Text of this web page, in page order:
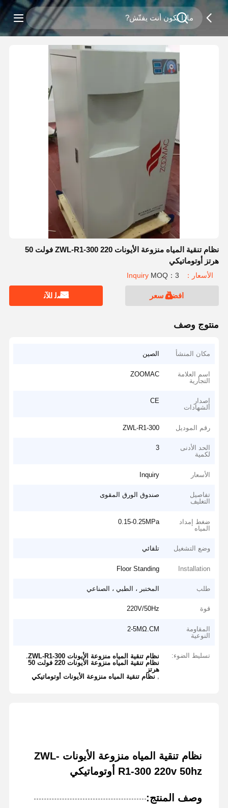
نظام تنقية المياه منزوعة الأيونات ZWL-R1-300 220 فولت 50
هرتز أوتوماتيكي
الأسعار：Inquiry MOQ：3
افضل سعر ﺎﺘﺼﻟ ﺍﻶﻧ
منتوج وصف
مكان المنشأ الصين
اسم العلامة
التجارية
ZOOMAC
إصدار
الشهادات
CE
رقم الموديل ZWL-R1-300
الحد الأدنى
لكمية
3
الأسعار Inquiry
تفاصيل
التغليف
صندوق الورق المقوى
ضغط إمداد
المياه
0.15-0.25MPa
وضع التشغيل تلقائي
Installation
Floor Standing
طلب المختبر ، الطبي ، الصناعي
قوة 220V/50Hz
المقاومة
النوعية
2-5MΩ.CM
تسليط الضوء: نظام تنقية المياه منزوعة الأيونات ZWL-R1-300
,
نظام تنقية المياه منزوعة الأيونات 220 فولت 50
هرتز
, نظام تنقية المياه منزوعة الأيونات أوتوماتيكي
نظام تنقية المياه منزوعة الأيونات ZWL-
R1-300 220v 50hz أوتوماتيكي
وصف المنتج: